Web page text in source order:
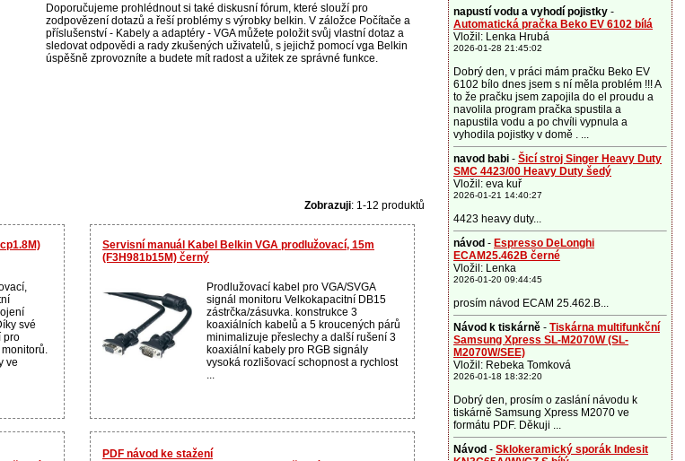
Doporučujeme prohlédnout si také diskusní fórum, které slouží pro
zodpovězení dotazů a řeší problémy s výrobky belkin. V záložce Počítače a
příslušenství - Kabely a adaptéry - VGA můžete položit svůj vlastní dotaz a
sledovat odpovědi a rady zkušených uživatelů, s jejichž pomocí vga Belkin
úspěšně zprovozníte a budete mít radost a užitek ze správné funkce.
Zobrazuji: 1-12 produktů
své
pro
ve
Servisní manuál Kabel Belkin VGA prodlužovací, 15m
(F3H981b15M) černý
Prodlužovací kabel pro VGA/SVGA
signál monitoru Velkokapacitní DB15
zástrčka/zásuvka. konstrukce 3
koaxiálních kabelů a 5 kroucených párů
minimalizuje přeslechy a další rušení 3
koaxiální kabely pro RGB signály
vysoká rozlišovací schopnost a rychlost
...
PDF návod ke stažení
napustí vodu a vyhodí pojistky -
Automatická pračka Beko EV 6102 bílá
Vložil: Lenka Hrubá
2026-01-28 21:45:02
Dobrý den, v práci mám pračku Beko EV
6102 bílo dnes jsem s ní měla problém !!! A
to že pračku jsem zapojila do el proudu a
navolila program pračka spustila a
napustila vodu a po chvíli vypnula a
vyhodila pojistky v domě . ...
navod babi - Šicí stroj Singer Heavy Duty
SMC 4423/00 Heavy Duty šedý
Vložil: eva kuř
2026-01-21 14:40:27
4423 heavy duty...
návod - Espresso DeLonghi
ECAM25.462B černé
Vložil: Lenka
2026-01-20 09:44:45
prosím návod ECAM 25.462.B...
Návod k tiskárně - Tiskárna multifunkční
Samsung Xpress SL-M2070W (SL-
M2070W/SEE)
Vložil: Rebeka Tomková
2026-01-18 18:32:20
Dobrý den, prosím o zaslání návodu k
tiskárně Samsung Xpress M2070 ve
formátu PDF. Děkuji ...
Návod - Sklokeramický sporák Indesit